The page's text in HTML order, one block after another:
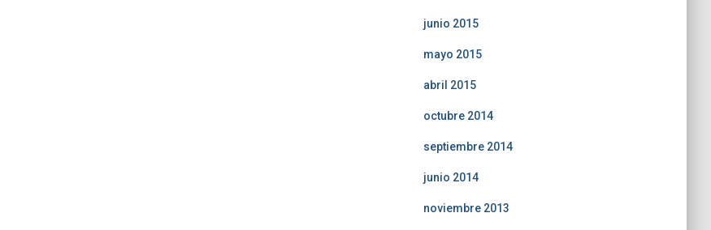
junio 2015
mayo 2015
abril 2015
octubre 2014
septiembre 2014
junio 2014
noviembre 2013